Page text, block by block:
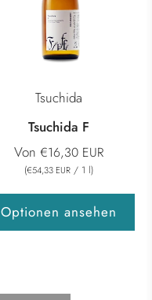
Tsuchida
Tsuchida F
Von €16,30 EUR
(€54,33 EUR / 1 l)
Optionen ansehen